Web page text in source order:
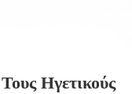
Ηγετικούς